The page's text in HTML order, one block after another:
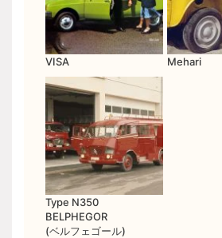
VISA Mehari
Type N350
BELPHEGOR
(ベルフェゴール)